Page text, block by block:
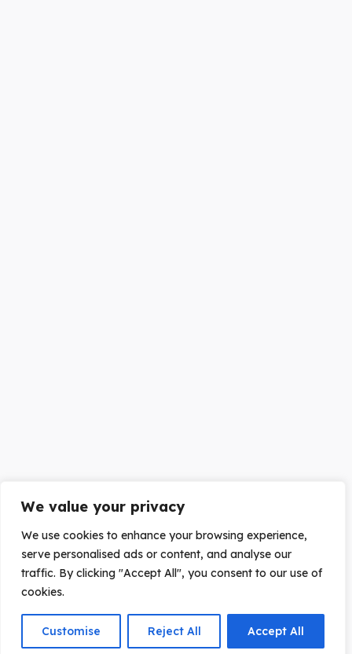
We value your privacy
We use cookies to enhance your browsing experience,
serve personalised ads or content, and analyse our
traffic. By clicking "Accept All", you consent to our use of
cookies.
Customise Reject All Accept All